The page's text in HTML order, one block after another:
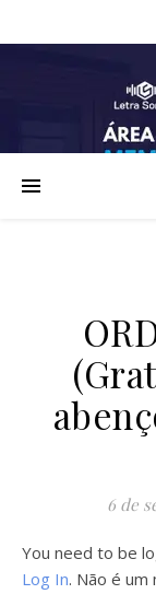
6 de
You need to be
Log In. Não é um